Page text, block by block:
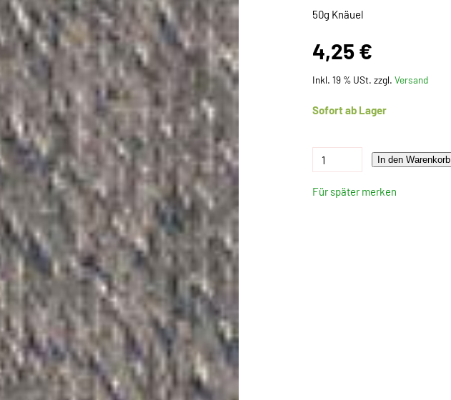
50g Knäuel
4,25 €
Inkl. 19 % USt. zzgl.Versand
Sofort ab Lager
In den Warenkorb
Für später merken